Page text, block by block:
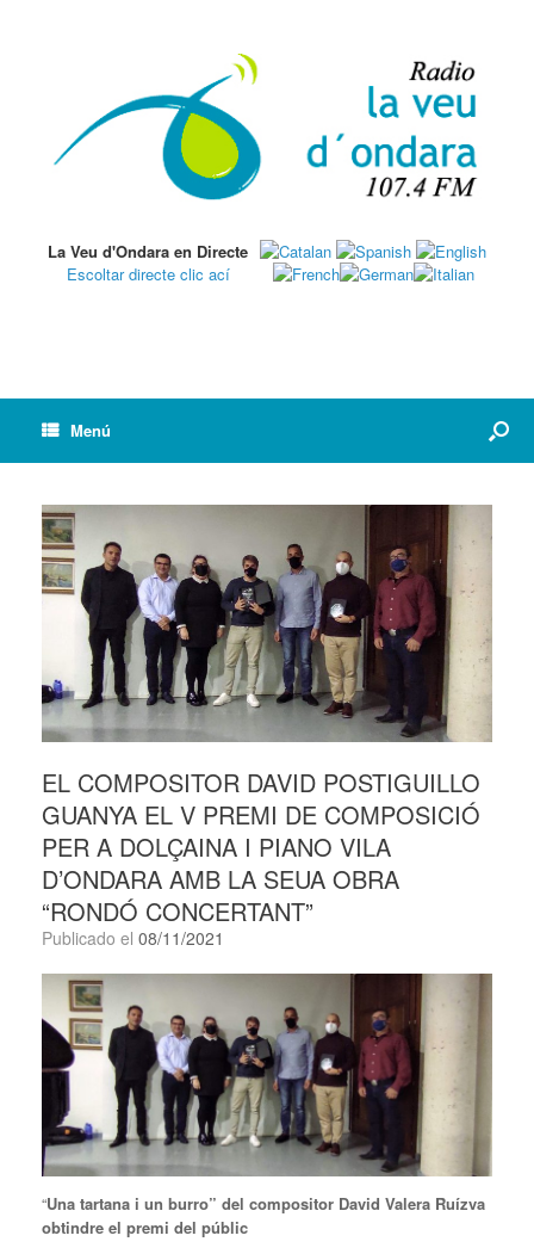
La Veu d'Ondara en Directe
Escoltar directe clic ací
Menú
EL COMPOSITOR DAVID POSTIGUILLO
GUANYA EL V PREMI DE COMPOSICIÓ
PER A DOLÇAINA I PIANO VILA
D’ONDARA AMB LA SEUA OBRA
“RONDÓ CONCERTANT”
Publicado el 08/11/2021
“Una tartana i un burro” del compositor David Valera Ruízva
obtindre el premi del públic